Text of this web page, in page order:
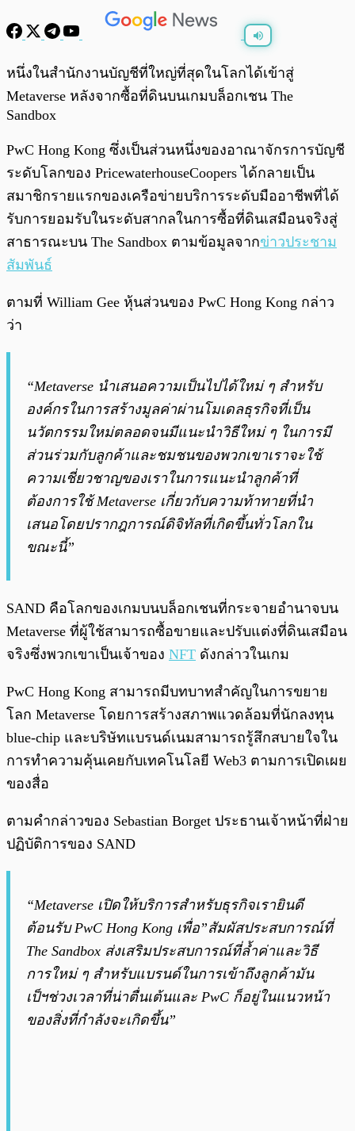
พร้อมเล่น 0:00 /
หนึ่งในสำนักงานบัญชีที่ใหญ่ที่สุดในโลกได้เข้าสู่
Metaverse หลังจากซื้อที่ดินบนเกมบล็อกเชน The
Sandbox
PwC Hong Kong ซึ่งเป็นส่วนหนึ่งของอาณาจักรการบัญชี
ระดับโลกของ PricewaterhouseCoopers ได้กลายเป็น
สมาชิกรายแรกของเครือข่ายบริการระดับมืออาชีพที่ได้
รับการยอมรับในระดับสากลในการซื้อที่ดินเสมือนจริงสู่
สาธารณะบน The Sandbox ตามข้อมูลจากข่าวประชาม
สัมพันธ์
ตามที่ William Gee หุ้นส่วนของ PwC Hong Kong กล่าว
ว่า
“Metaverse นำเสนอความเป็นไปได้ใหม่ ๆ สำหรับ
องค์กรในการสร้างมูลค่าผ่านโมเดลธุรกิจที่เป็น
นวัตกรรมใหม่ตลอดจนมีแนะนำวิธีใหม่ ๆ ในการมี
ส่วนร่วมกับลูกค้าและชมชนของพวกเขาเราจะใช้
ความเชี่ยวชาญของเราในการแนะนำลูกค้าที่
ต้องการใช้ Metaverse เกี่ยวกับความท้าทายที่นำ
เสนอโดยปรากฎการณ์ดิจิทัลที่เกิดขึ้นทั่วโลกใน
ขณะนี้”
SAND คือโลกของเกมบนบล็อกเชนที่กระจายอำนาจบน
Metaverse ที่ผู้ใช้สามารถซื้อขายและปรับแต่งที่ดินเสมือน
จริงซึ่งพวกเขาเป็นเจ้าของ NFT ดังกล่าวในเกม
PwC Hong Kong สามารถมีบทบาทสำคัญในการขยาย
โลก Metaverse โดยการสร้างสภาพแวดล้อมที่นักลงทุน
blue-chip และบริษัทแบรนด์เนมสามารถรู้สึกสบายใจใน
การทำความคุ้นเคยกับเทคโนโลยี Web3 ตามการเปิดเผย
ของสื่อ
ตามคำกล่าวของ Sebastian Borget ประธานเจ้าหน้าที่ฝ่าย
ปฏิบัติการของ SAND
“Metaverse เปิดให้บริการสำหรับธุรกิจเรายินดี
ต้อนรับ PwC Hong Kong เพื่อ”สัมผัสประสบการณ์ที่
The Sandbox ส่งเสริมประสบการณ์ที่ล้ำค่าและวิธี
การใหม่ ๆ สำหรับแบรนด์ในการเข้าถึงลูกค้ามัน
เป็ฯช่วงเวลาที่น่าตื่นเต้นและ PwC ก็อยู่ในแนวหน้า
ของสิ่งที่กำลังจะเกิดขึ้น”